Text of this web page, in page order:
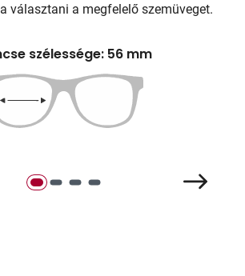
választani a megfelelő szemüveget.
szélessége: 56 mm